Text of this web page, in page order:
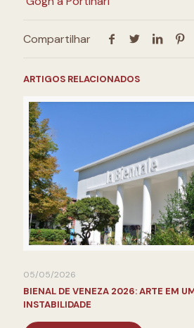
Compartilhar
ARTIGOS RELACIONADOS
05/05/2026
BIENAL DE VENEZA 2026: ARTE EM
INSTABILIDADE